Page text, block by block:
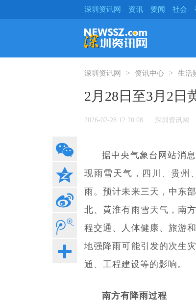
深圳资讯网 资讯 要闻 社会
深圳资讯网 资讯中心 生活
2月28日至3月2日
2026-02-28 12:20:08 深圳资讯网
据中央气象台网站消
现雨雪天气，四川、贵州
雨。预计未来三天，中东
北、黄淮有雨雪天气，南
程交通、人体健康、旅游
地强降雨可能引发的次生
通、工程建设等的影响。
南方有降雨过程